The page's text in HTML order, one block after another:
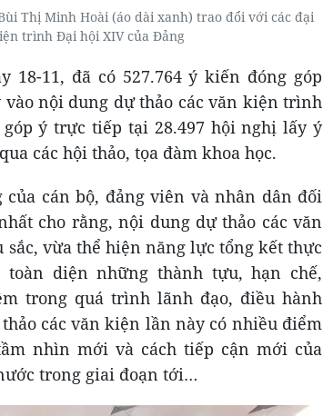
Thị Minh Hoài (áo dài xanh) trao đổi với các đại
trình Đại hội XIV của Đảng
11, đã có 527.764 ý kiến đóng góp
nội dung dự thảo các văn kiện trình
ý trực tiếp tại 28.497 hội nghị lấy ý
các hội thảo, tọa đàm khoa học.
cán bộ, đảng viên và nhân dân đối
cho rằng, nội dung dự thảo các văn
vừa thể hiện năng lực tổng kết thực
diện những thành tựu, hạn chế,
trong quá trình lãnh đạo, điều hành
các văn kiện lần này có nhiều điểm
nhìn mới và cách tiếp cận mới của
trong giai đoạn tới…